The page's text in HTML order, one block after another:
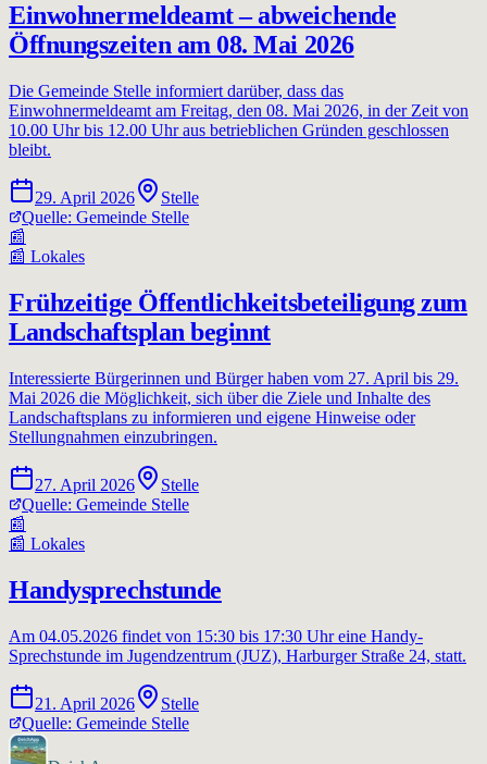
Einwohnermeldeamt – abweichende
Öffnungszeiten am 08. Mai 2026
Die Gemeinde Stelle informiert darüber, dass das
Einwohnermeldeamt am Freitag, den 08. Mai 2026, in der Zeit von
10.00 Uhr bis 12.00 Uhr aus betrieblichen Gründen geschlossen
bleibt.
29. April 2026
Stelle
Quelle: Gemeinde Stelle
📰
📰 Lokales
Frühzeitige Öffentlichkeitsbeteiligung zum
Landschaftsplan beginnt
Interessierte Bürgerinnen und Bürger haben vom 27. April bis 29.
Mai 2026 die Möglichkeit, sich über die Ziele und Inhalte des
Landschaftsplans zu informieren und eigene Hinweise oder
Stellungnahmen einzubringen.
27. April 2026
Stelle
Quelle: Gemeinde Stelle
📰
📰 Lokales
Handysprechstunde
Am 04.05.2026 findet von 15:30 bis 17:30 Uhr eine Handy-
Sprechstunde im Jugendzentrum (JUZ), Harburger Straße 24, statt.
21. April 2026
Stelle
Quelle: Gemeinde Stelle